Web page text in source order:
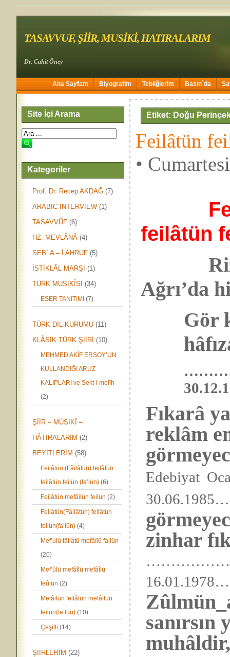
TASAVVUF, ŞİİR, MUSİKİ, HATIRALARIM
Dr. Cahit Öney
Ana Sayfam Biyografim Tebliğlerim Basın`da
Site İçi Arama
Kategoriler
Prof. Dr. Recep AKDAĞ (7)
ARABIC INTERVIEW (1)
TASAVVÛF (6)
HZ. MEVLÂNÂ (4)
SEB` A – İ AHRUF (5)
İSTİKLÂL MARŞI (1)
TÜRK MUSIKÎSİ (34)
ESER TANITIMI (7)
TÜRK DİL KURUMU (11)
KLÂSİK TÜRK ŞİİRİ (10)
MEHMED AKİF ERSOY’UN
KULLANDIĞI ARUZ
KALIPLARI ve Sekt-i melîh
(2)
ŞİİR – MÙSIKÎ –
HÂTIRALARIM (2)
BEYİTLERİM (58)
Feilâtün (Fâilâtün) feilâtün
feilâtün feilün (fa’lün) (6)
Feilâtün mefâilün feilün (2)
Feilâtün(Fâilâtün) feilâtün
feilün(fa’lün) (4)
Mef’ùlü fâilâtü mefâîlü fâilün
(20)
Mef’ûlü mefâîlü mefâîlü
feûlün (2)
Mefâilün feilâtün mefâilün
feilün(fa’lün) (10)
Çeşitli (14)
ŞİİRLERİM (22)
Etiket: Doğu
Feilâtün
•
feilâtün
Ağrı’da
Gör
Fıkarâ
reklâm
Edebiyat
zinhar
sanırsın